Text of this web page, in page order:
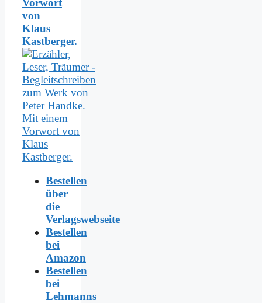
von
Klaus
Kastberger.
Bestellen
über
die
Verlagswebseite
Bestellen
bei
Amazon
Bestellen
bei
Lehmanns